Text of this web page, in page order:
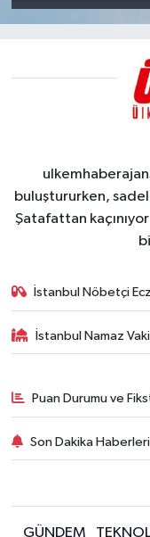
buluştururken,
Şatafattan
İstanbul Nöbetçi
İstanbul Namaz
Puan Durumu ve
Son Dakika Haberleri
GÜNDEM